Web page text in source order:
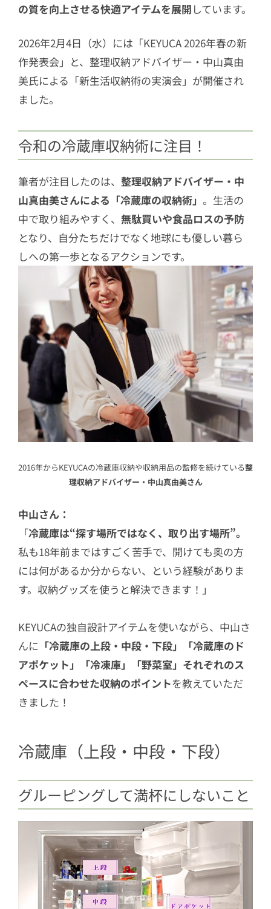
の質を向上させる快適アイテムを展開 しています。
2026年2月4日（水）には「KEYUCA 2026年春の新
作発表会」と、整理収納アドバイザー・中山真由
美氏による「新生活収納術の実演会」が開催され
ました。
令和の冷蔵庫収納術に注目！
筆者が注目したのは、 整理収納アドバイザー・中
山真由美さんによる「冷蔵庫の収納術」 。生活の
中で取り組みやすく、 無駄買いや食品ロスの予防
となり、自分たちだけでなく地球にも優しい暮ら
しへの第一歩となるアクションです。
2016年からKEYUCAの冷蔵庫収納や収納用品の監修を続けている整
理収納アドバイザー・中山真由美さん
中山さん：
「冷蔵庫は“探す場所ではなく、取り出す場所”。
私も18年前まではすごく苦手で、開けても奥の方
には何があるか分からない、という経験がありま
す。収納グッズを使うと解決できます！」
KEYUCAの独自設計アイテムを使いながら、中山さ
んに 「冷蔵庫の上段・中段・下段」「冷蔵庫のド
アポケット」「冷凍庫」「野菜室」それぞれのス
ペースに合わせた収納のポイントを教えていただ
きました！
冷蔵庫（上段・中段・下段）
グルーピングして満杯にしないこと